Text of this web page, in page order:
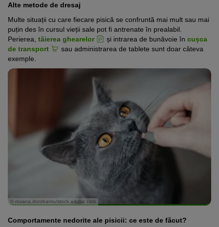
Alte metode de dresaj
Multe situații cu care fiecare pisică se confruntă mai mult sau mai
puțin des în cursul vieții sale pot fi antrenate în prealabil.
Perierea, tăierea ghearelor și intrarea de bunăvoie în cușca
de transport
sau administrarea de tablete sunt doar câteva
exemple.
© roxana.dorobantu/stock.adobe.com
Comportamente nedorite ale pisicii: ce este de făcut?